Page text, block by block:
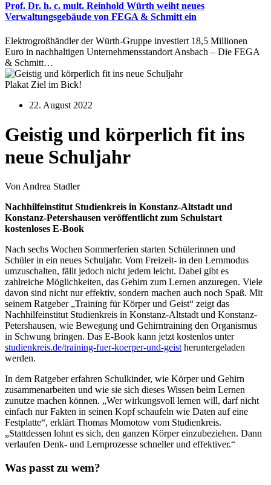
Prof. Dr. h. c. mult. Reinhold Würth weiht neues
Verwaltungsgebäude von FEGA & Schmitt ein
Elektrogroßhändler der Würth-Gruppe investiert 18,5 Millionen
Euro in nachhaltigen Unternehmensstandort Ansbach – Die FEGA
& Schmitt…
Plakat Ziel im Bick!
22. August 2022
Geistig und körperlich fit ins
neue Schuljahr
Von Andrea Stadler
Nachhilfeinstitut Studienkreis in Konstanz-Altstadt und
Konstanz-Petershausen veröffentlicht zum Schulstart
kostenloses E-Book
Nach sechs Wochen Sommerferien starten Schülerinnen und
Schüler in ein neues Schuljahr. Vom Freizeit- in den Lernmodus
umzuschalten, fällt jedoch nicht jedem leicht. Dabei gibt es
zahlreiche Möglichkeiten, das Gehirn zum Lernen anzuregen. Viele
davon sind nicht nur effektiv, sondern machen auch noch Spaß. Mit
seinem Ratgeber „Training für Körper und Geist“ zeigt das
Nachhilfeinstitut Studienkreis in Konstanz-Altstadt und Konstanz-
Petershausen, wie Bewegung und Gehirntraining den Organismus
in Schwung bringen. Das E-Book kann jetzt kostenlos unter
studienkreis.de/training-fuer-koerper-und-geistheruntergeladen
werden.
In dem Ratgeber erfahren Schulkinder, wie Körper und Gehirn
zusammenarbeiten und wie sie sich dieses Wissen beim Lernen
zunutze machen können. „Wer wirkungsvoll lernen will, darf nicht
einfach nur Fakten in seinen Kopf schaufeln wie Daten auf eine
Festplatte“, erklärt Thomas Momotow vom Studienkreis.
„Stattdessen lohnt es sich, den ganzen Körper einzubeziehen. Dann
verlaufen Denk- und Lernprozesse schneller und effektiver.“
Was passt zu wem?